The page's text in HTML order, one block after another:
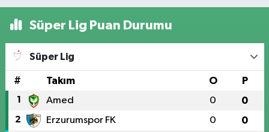
Süper Lig Puan Durumu
Süper Lig
# Takım O P
1 Amed 0 0
2 Erzurumspor FK 0 0